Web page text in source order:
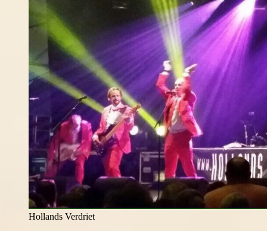
Hollands Verdriet